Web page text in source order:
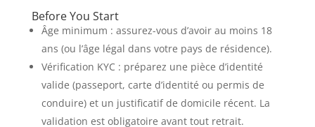
Before You Start
Âge minimum : assurez-vous d’avoir au moins 18
ans (ou l’âge légal dans votre pays de résidence).
Vérification KYC : préparez une pièce d’identité
valide (passeport, carte d’identité ou permis de
conduire) et un justificatif de domicile récent. La
validation est obligatoire avant tout retrait.